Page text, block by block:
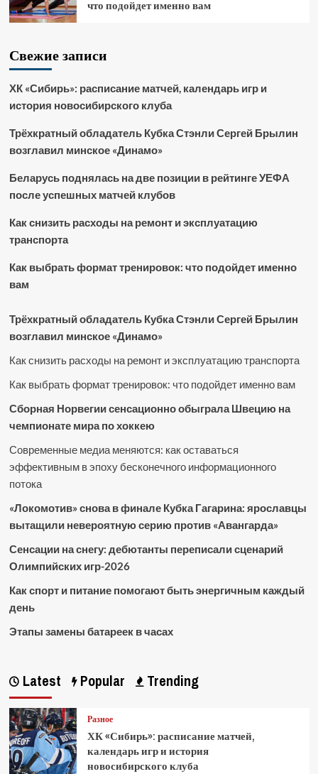
что подойдет именно вам
Свежие записи
ХК «Сибирь»: расписание матчей, календарь игр и
история новосибирского клуба
Трёхкратный обладатель Кубка Стэнли Сергей Брылин
возглавил минское «Динамо»
Беларусь поднялась на две позиции в рейтинге УЕФА
после успешных матчей клубов
Как снизить расходы на ремонт и эксплуатацию
транспорта
Как выбрать формат тренировок: что подойдет именно
вам
Трёхкратный обладатель Кубка Стэнли Сергей Брылин
возглавил минское «Динамо»
Как снизить расходы на ремонт и эксплуатацию транспорта
Как выбрать формат тренировок: что подойдет именно вам
Сборная Норвегии сенсационно обыграла Швецию на
чемпионате мира по хоккею
Современные медиа меняются: как оставаться
эффективным в эпоху бесконечного информационного
потока
«Локомотив» снова в финале Кубка Гагарина: ярославцы
вытащили невероятную серию против «Авангарда»
Сенсации на снегу: дебютанты переписали сценарий
Олимпийских игр-2026
Как спорт и питание помогают быть энергичным каждый
день
Этапы замены батареек в часах
Latest Popular Trending
Разное
ХК «Сибирь»: расписание матчей,
календарь игр и история
новосибирского клуба